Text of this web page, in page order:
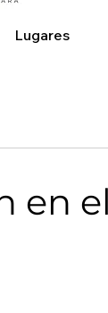
Lugares
en